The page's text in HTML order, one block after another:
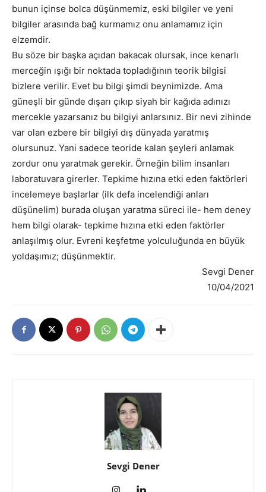
bunun içinse bolca düşünmemiz, eski bilgiler ve yeni
bilgiler arasında bağ kurmamız onu anlamamız için
elzemdir.
Bu söze bir başka açıdan bakacak olursak, ince kenarlı
merceğin ışığı bir noktada topladığının teorik bilgisi
bizlere verilir. Evet bu bilgi şimdi beynimizde. Ama
güneşli bir günde dışarı çıkıp siyah bir kağıda adınızı
mercekle yazarsanız bu bilgiyi anlarsınız. Bir nevi zihinde
var olan ezbere bir bilgiyi dış dünyada yaratmış
olursunuz. Yani sadece teoride kalan şeyleri anlamak
zordur onu yaratmak gerekir. Örneğin bilim insanları
laboratuvara girerler. Tepkime hızına etki eden faktörleri
incelemeye başlarlar (ilk defa incelendiği anları
düşünelim) burada oluşan yaratma süreci ile- hem deney
hem bilgi olarak- tepkime hızına etki eden faktörler
anlaşılmış olur. Evreni keşfetme yolculuğunda en büyük
yoldaşımız; düşünmektir.
Sevgi Dener
10/04/2021
Sevgi Dener